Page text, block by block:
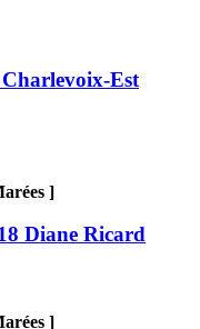
Charlevoix-Est
]
Diane Ricard
]